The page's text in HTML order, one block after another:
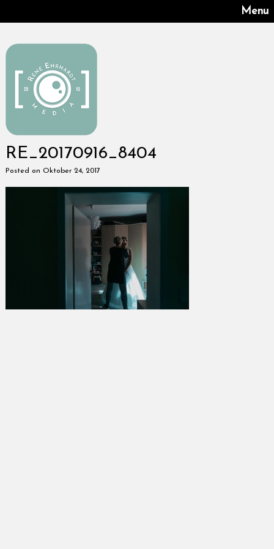
Menu
RE_20170916_8404
Posted on Oktober 24, 2017